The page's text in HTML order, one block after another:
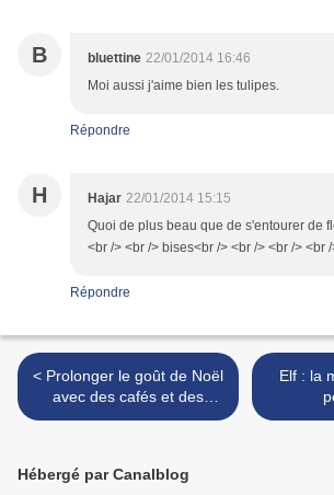
B bluettine 22/01/2014 16:46
Moi aussi j'aime bien les tulipes.
Répondre
H Hajar 22/01/2014 15:15
Quoi de plus beau que de s'entourer de
<br /> <br /> bises<br /> <br /> <br /> <br
Répondre
< Prolonger le goût de Noël
avec des cafés et des
cacaos aromatisés
Elf : la
Hébergé par Canalblog